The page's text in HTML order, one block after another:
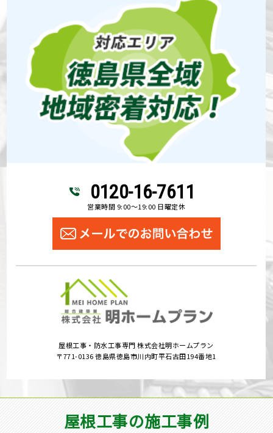
0120-16-7611
営業時間 9:00～19:00 日曜定休
屋根工事・防水工事専門 株式会社明ホームプラン
〒771-0136 徳島県徳島市川内町平石古田194番地1
屋根工事の施工事例